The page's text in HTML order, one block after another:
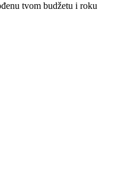
tvom budžetu i roku